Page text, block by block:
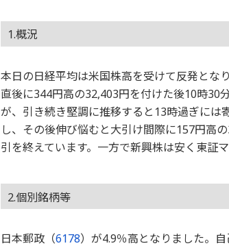
1.概況
本日の日経平均は米国株高を受けて反発とな
直後に344円高の32,403円を付けた後10時30
が、引き続き堅調に推移すると13時過ぎに
し、その後伸び悩むと大引け間際に157円高
引を終えています。一方で新興株は安く東証
2.個別銘柄等
日本郵政（6178）が4.9％高となりました。